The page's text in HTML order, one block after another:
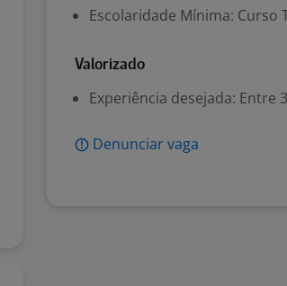
Escolaridade Mínima: Curso
Valorizado
Experiência desejada: Entre
Denunciar vaga